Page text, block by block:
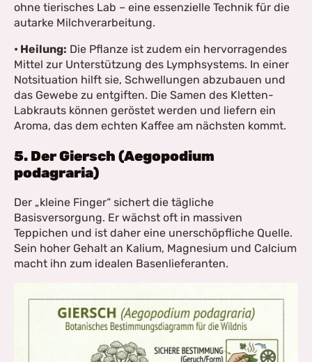
ohne tierisches Lab – eine essenzielle Technik für die
autarke Milchverarbeitung.
• Heilung: Die Pflanze ist zudem ein hervorragendes
Mittel zur Unterstützung des Lymphsystems. In einer
Notsituation hilft sie, Schwellungen abzubauen und
das Gewebe zu entgiften. Die Samen des Kletten-
Labkrauts können geröstet werden und liefern ein
Aroma, das dem echten Kaffee am nächsten kommt.
5. Der Giersch (Aegopodium
podagraria)
Der „kleine Finger“ sichert die tägliche
Basisversorgung. Er wächst oft in massiven
Teppichen und ist daher eine unerschöpfliche Quelle.
Sein hoher Gehalt an Kalium, Magnesium und Calcium
macht ihn zum idealen Basenlieferanten.